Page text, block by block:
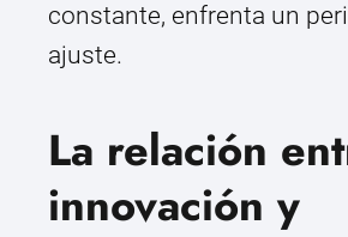
constante, enfrenta un
ajuste.
La relación
innovación y